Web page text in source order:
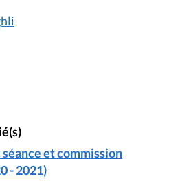
et commission
- 2021)